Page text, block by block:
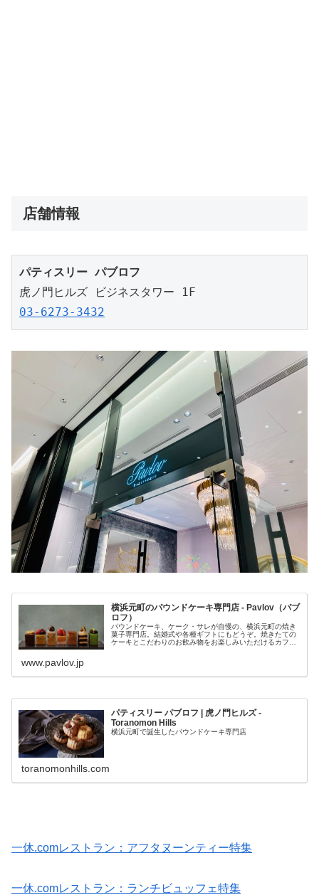
店舗情報
パティスリー パブロフ
03-6273-3432
横浜元町のパウンドケーキ専門店 - Pavlov（パブ
ロフ）
パウンドケーキ、ケーク・サレが自慢の、横浜元町の焼き
菓子専門店。結婚式や各種ギフトにもどうぞ。焼きたての
ケーキとこだわりのお飲み物をお楽しみいただけるカフェ
www.pavlov.jp
パティスリー パブロフ | 虎ノ門ヒルズ -
Toranomon Hills
横浜元町で誕生したパウンドケーキ専門店
toranomonhills.com
一休.comレストラン：アフタヌーンティー特集
一休.comレストラン：ランチビュッフェ特集